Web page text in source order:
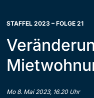
STAFFEL 2023 – FOLGE 21
Mo 8. Mai 2023, 16.20 Uhr